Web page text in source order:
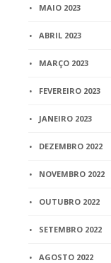
MAIO 2023
ABRIL 2023
MARÇO 2023
FEVEREIRO 2023
JANEIRO 2023
DEZEMBRO 2022
NOVEMBRO 2022
OUTUBRO 2022
SETEMBRO 2022
AGOSTO 2022